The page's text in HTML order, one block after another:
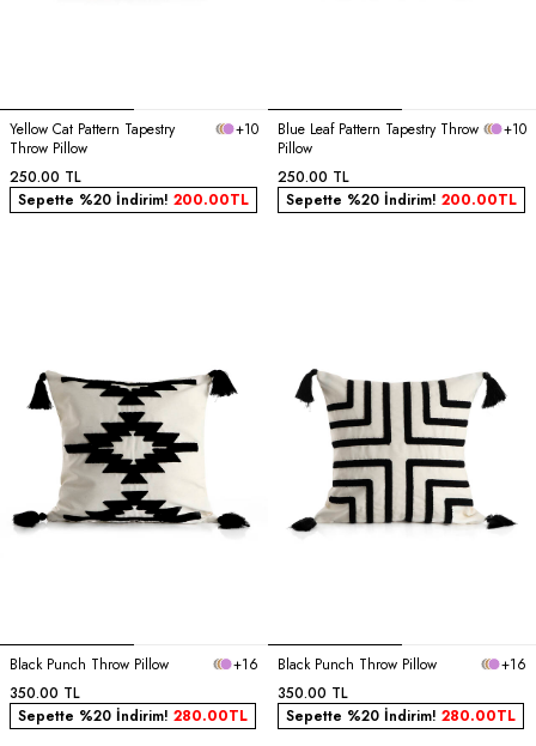
Yellow Cat Pattern Tapestry
Throw Pillow
+10
250.00 TL
Sepette %20 İndirim! 200.00TL
Blue Leaf Pattern Tapestry Throw
Pillow
+10
250.00 TL
Sepette %20 İndirim! 200.00TL
Black Punch Throw Pillow
+16
350.00 TL
Sepette %20 İndirim! 280.00TL
Black Punch Throw Pillow
+16
350.00 TL
Sepette %20 İndirim! 280.00TL